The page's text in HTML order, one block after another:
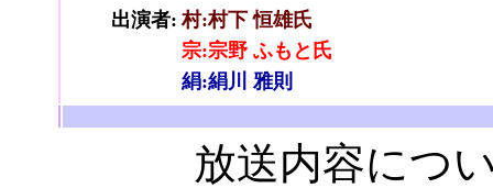
出演者: 村:村下 恒雄氏
宗:宗野 ふもと氏
絹:絹川 雅則
放送内容につい